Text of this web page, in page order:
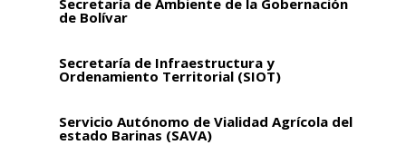
de Bolívar
Secretaría de Infraestructura y
Ordenamiento Territorial (SIOT)
Servicio Autónomo de Vialidad Agrícola del
estado Barinas (SAVA)